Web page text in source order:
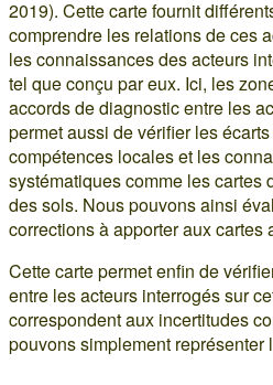
2019). Cette carte fournit
comprendre les relations de ces
les connaissances des acteurs
tel que conçu par eux. Ici, les
accords de diagnostic entre les
permet aussi de vérifier les
compétences locales et les
systématiques comme les cartes
des sols. Nous pouvons ainsi
corrections à apporter aux cartes
Cette carte permet enfin de
entre les acteurs interrogés sur
correspondent aux incertitudes
pouvons simplement représenter